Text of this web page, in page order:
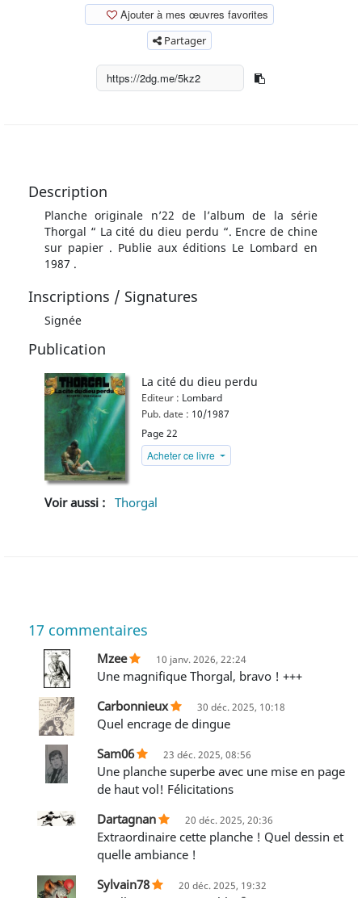
Ajouter à mes œuvres favorites
Partager
Description
Planche originale n’22 de l’album de la série
Thorgal “ La cité du dieu perdu “. Encre de chine
sur papier . Publie aux éditions Le Lombard en
1987 .
Inscriptions / Signatures
Signée
Publication
La cité du dieu perdu
Editeur : Lombard
Pub. date : 10/1987
Page 22
Acheter ce livre
Voir aussi : Thorgal
17 commentaires
Mzee 10 janv. 2026, 22:24
Une magnifique Thorgal, bravo ! +++
Carbonnieux
30 déc. 2025, 10:18
Quel encrage de dingue
Sam06
23 déc. 2025, 08:56
Une planche superbe avec une mise en page
de haut vol! Félicitations
Dartagnan
20 déc. 2025, 20:36
Extraordinaire cette planche ! Quel dessin et
quelle ambiance !
Sylvain78
20 déc. 2025, 19:32